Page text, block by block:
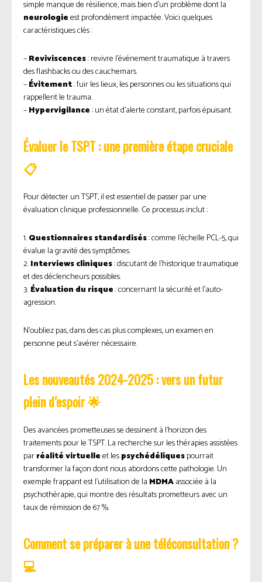
simple manque de résilience, mais bien d’un problème dont la
neurologieest profondément impactée. Voici quelques
caractéristiques clés :
–Reviviscences: revivre l’événement traumatique à travers
des flashbacks ou des cauchemars.
–Évitement: fuir les lieux, les personnes ou les situations qui
rappellent le trauma.
–Hypervigilance: un état d’alerte constant, parfois épuisant.
Évaluer le TSPT : une première étape cruciale
📋
Pour détecter un TSPT, il est essentiel de passer par une
évaluation clinique professionnelle. Ce processus inclut :
1.Questionnaires standardisés: comme l’échelle PCL-5, qui
évalue la gravité des symptômes.
2.Interviews cliniques: discutant de l’historique traumatique
et des déclencheurs possibles.
3.Évaluation du risque: concernant la sécurité et l’auto-
agression.
N’oubliez pas, dans des cas plus complexes, un examen en
personne peut s’avérer nécessaire.
Les nouveautés 2024-2025 : vers un futur
plein d’espoir 🌟
Des avancées prometteuses se dessinent à l’horizon des
traitements pour le TSPT. La recherche sur les thérapies assistées
parréalité virtuelleet lespsychédéliquespourrait
transformer la façon dont nous abordons cette pathologie. Un
exemple frappant est l’utilisation de la MDMAassociée à la
psychothérapie, qui montre des résultats prometteurs avec un
taux de rémission de 67 %.
Comment se préparer à une téléconsultation ?
💻